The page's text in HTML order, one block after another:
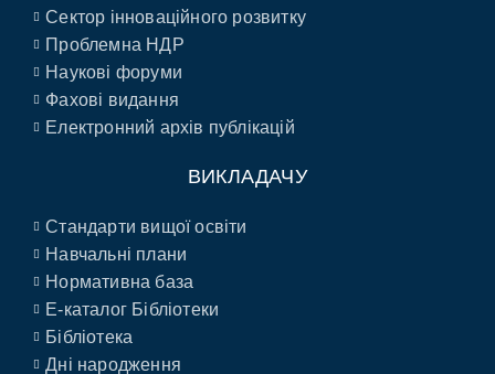
Сектор інноваційного розвитку
Проблемна НДР
Наукові форуми
Фахові видання
Електронний архів публікацій
ВИКЛАДАЧУ
Стандарти вищої освіти
Навчальні плани
Нормативна база
E-каталог Бібліотеки
Бібліотека
Дні народження